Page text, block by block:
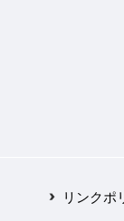
リンクポ